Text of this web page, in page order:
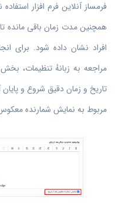
فرمساز آنلاین فرم افزار
همچنین مدت زمان باقی
افراد نشان داده شود. برای
مراجعه به زبانهٔ تنظیمات،
تاریخ و زمان دقیق شروع و
مربوط به نمایش شمارنده